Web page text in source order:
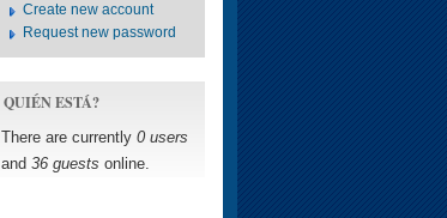
Create new account
Request new password
QUIÉN ESTÁ?
There are currently 0 users
and 36 guests online.